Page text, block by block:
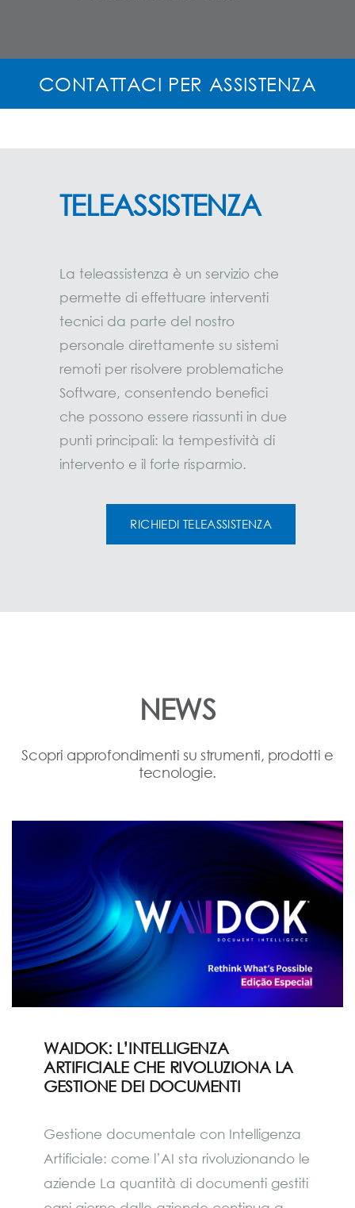
CONTATTACI PER ASSISTENZA
TELEASSISTENZA
La teleassistenza è un servizio che
permette di effettuare interventi
tecnici da parte del nostro
personale direttamente su sistemi
remoti per risolvere problematiche
Software, consentendo benefici
che possono essere riassunti in due
punti principali: la tempestività di
intervento e il forte risparmio.
RICHIEDI TELEASSISTENZA
NEWS
Scopri approfondimenti su strumenti, prodotti e
tecnologie.
WAIDOK: L’INTELLIGENZA
ARTIFICIALE CHE RIVOLUZIONA LA
GESTIONE DEI DOCUMENTI
Gestione documentale con Intelligenza
Artificiale: come l’AI sta rivoluzionando le
aziende La quantità di documenti gestiti